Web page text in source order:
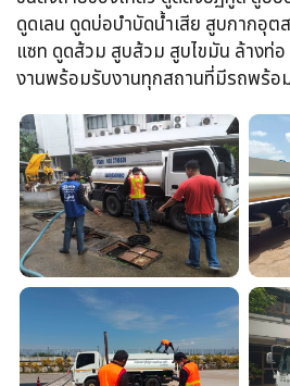
ดูดเลน​ ดูดบ่อบำบัดน้ำเสีย​ สูบกากอุต
แซท​ ดูดส้วม​ สูบส้วม​ สูบไขมัน​ ล้างท่
งานพร้อม​รับงานทุกสถานที่​มีรถพร้อ